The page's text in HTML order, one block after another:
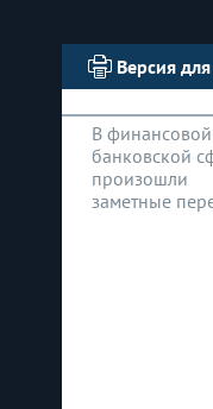
Версия
В
банковской
произошли
заметные